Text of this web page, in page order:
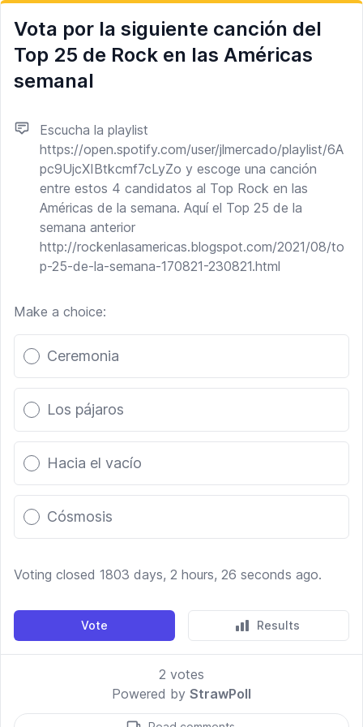
Vota por la siguiente canción del
Top 25 de Rock en las Américas
semanal
Escucha la playlist
https://open.spotify.com/user/jlmercado/playlist/6A
pc9UjcXIBtkcmf7cLyZo y escoge una canción
entre estos 4 candidatos al Top Rock en las
Américas de la semana. Aquí el Top 25 de la
semana anterior
http://rockenlasamericas.blogspot.com/2021/08/to
p-25-de-la-semana-170821-230821.html
Make a choice:
Poll options
Ceremonia
Los pájaros
Hacia el vacío
Cósmosis
Voting closed 1803 days, 2 hours, 26 seconds ago.
Vote Results
2 votes
Powered by StrawPoll